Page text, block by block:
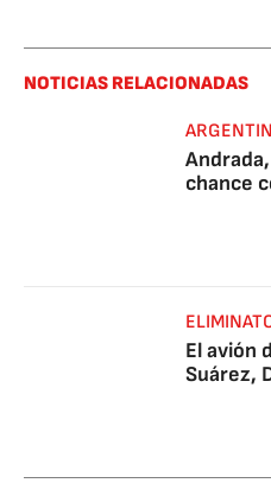
NOTICIAS RELACIONADAS
chance
El avión
Suárez,